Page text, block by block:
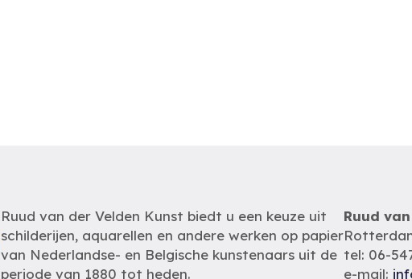
Ruud van der Velden Kunst biedt u een keuze uit
schilderijen, aquarellen en andere werken op papier
van Nederlandse- en Belgische kunstenaars uit de
periode van 1880 tot heden.
Ruud
tel: 06-
e-mail: